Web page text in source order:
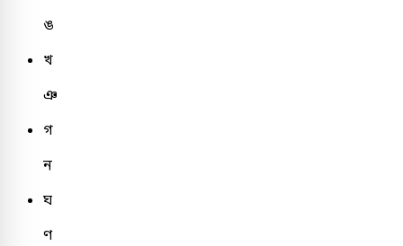
ঙ
খ
ঞ
গ
ন
ঘ
ণ